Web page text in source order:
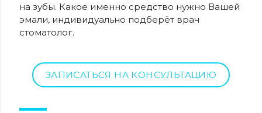
на зубы. Какое именно средство нужно Вашей
эмали, индивидуально подберёт врач
стоматолог.
ЗАПИСАТЬСЯ НА КОНСУЛЬТАЦИЮ